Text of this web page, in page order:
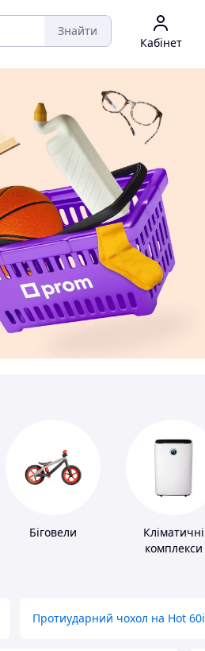
Знайти
Кабінет
Біговели
Кліматичні
комплекси
Протиударний чохол на Hot 60i